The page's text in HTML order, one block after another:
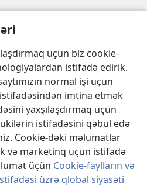
üçün biz cookie-
istifadə edirik.
normal işi üçün
imtina etmək
yaxşılaşdırmaq üçün
istifadəsini qəbul edə
Cookie-dəki məlumatlar
və marketinq üçün istifadə
üçün Cookie-faylların və
üzrə qlobal siyasəti
KİTABXANASI™